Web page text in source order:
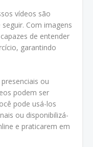
vídeos são
Com imagens
de entender
garantindo
ou
podem ser
pode usá-los
ou disponibilizá-
e praticarem em